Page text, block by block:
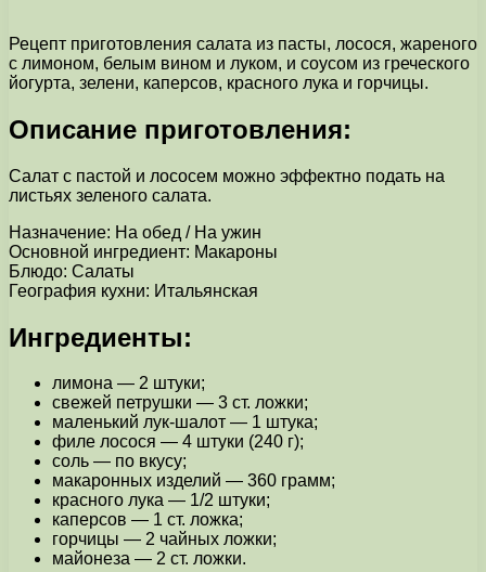
Рецепт приготовления салата из пасты, лосося, жареного
с лимоном, белым вином и луком, и соусом из греческого
йогурта, зелени, каперсов, красного лука и горчицы.
Описание приготовления:
Салат с пастой и лососем можно эффектно подать на
листьях зеленого салата.
Назначение: На обед / На ужин
Основной ингредиент: Макароны
Блюдо: Салаты
География кухни: Итальянская
Ингредиенты:
лимона — 2 штуки;
свежей петрушки — 3 ст. ложки;
маленький лук-шалот — 1 штука;
филе лосося — 4 штуки (240 г);
соль — по вкусу;
макаронных изделий — 360 грамм;
красного лука — 1/2 штуки;
каперсов — 1 ст. ложка;
горчицы — 2 чайных ложки;
майонеза — 2 ст. ложки.